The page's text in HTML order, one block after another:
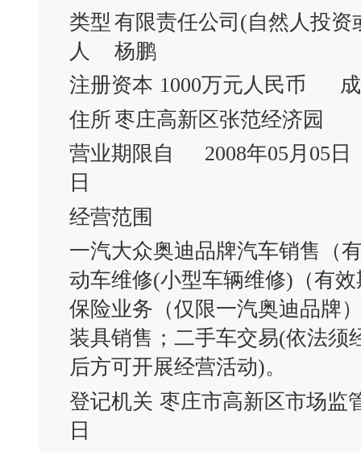
类型 有限责任公司(自然人投资
人
杨鹏
注册资本 1000万元人民币
住所枣庄高新区张范经济园
营业期限自
2008年05月05日
日
经营范围
一汽大众奥迪品牌汽车销售（
动车维修(小型车辆维修)（有
保险业务（仅限一汽奥迪品牌
装具销售；二手车交易(依法须
后方可开展经营活动)。
登记机关 枣庄市高新区市场监
日